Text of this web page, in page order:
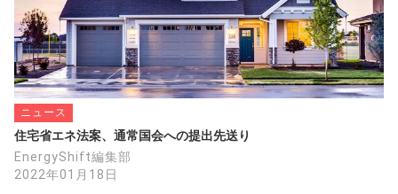
ニュース
住宅省エネ法案、通常国会への提出先送り
EnergyShift編集部
2022年01月18日